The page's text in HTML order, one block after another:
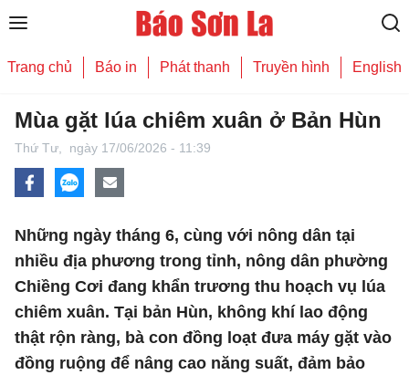
Trang chủ Báo in Phát thanh Truyền hình English
Mùa gặt lúa chiêm xuân ở Bản Hùn
Thứ Tư, ngày 17/06/2026 - 11:39
Những ngày tháng 6, cùng với nông dân tại
nhiều địa phương trong tỉnh, nông dân phường
Chiềng Cơi đang khẩn trương thu hoạch vụ lúa
chiêm xuân. Tại bản Hùn, không khí lao động
thật rộn ràng, bà con đồng loạt đưa máy gặt vào
đồng ruộng để nâng cao năng suất, đảm bảo